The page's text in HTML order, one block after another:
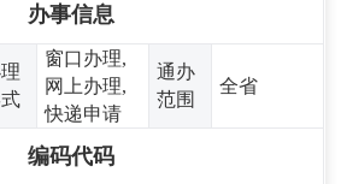
办事信息
窗口办理,
网上办理,
快递申请
通办
范围
全省
编码代码